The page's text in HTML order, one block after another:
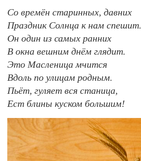
Со времён старинных, давних
Праздник Солнца к нам спешит.
Он один из самых ранних
В окна вешним днём глядит.
Это Масленица мчится
Вдоль по улицам родным.
Пьёт, гуляет вся станица,
Ест блины куском большим!